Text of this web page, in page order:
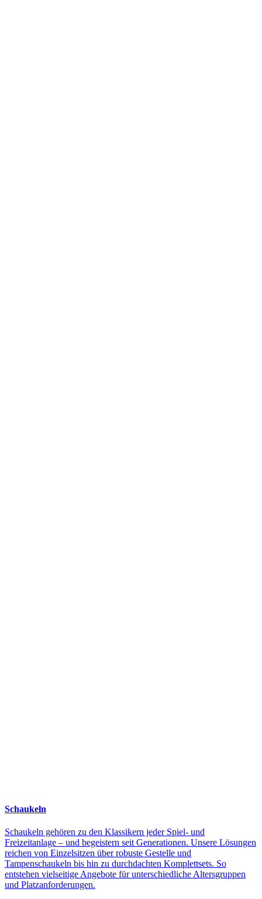
Schaukeln
Schaukeln gehören zu den Klassikern jeder Spiel- und
Freizeitanlage – und begeistern seit Generationen. Unsere Lösungen
reichen von Einzelsitzen über robuste Gestelle und
Tampenschaukeln bis hin zu durchdachten Komplettsets. So
entstehen vielseitige Angebote für unterschiedliche Altersgruppen
und Platzanforderungen.